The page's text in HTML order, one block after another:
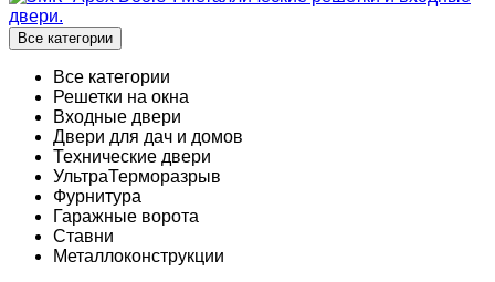
Все категории
Все категории
Решетки на окна
Входные двери
Двери для дач и домов
Технические двери
УльтраТерморазрыв
Фурнитура
Гаражные ворота
Ставни
Металлоконструкции